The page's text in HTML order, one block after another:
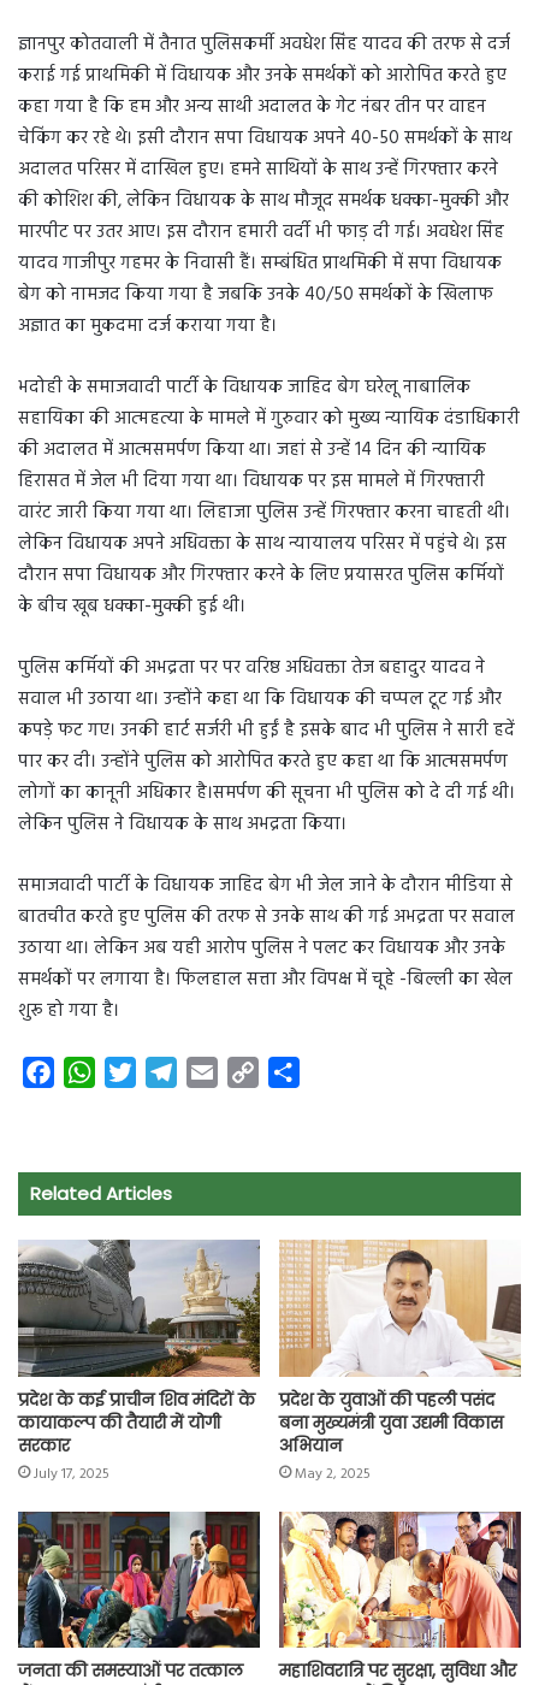
ज्ञानपुर कोतवाली में तैनात पुलिसकर्मी अवधेश सिंह यादव की तरफ से दर्ज
कराई गई प्राथमिकी में विधायक और उनके समर्थकों को आरोपित करते हुए
कहा गया है कि हम और अन्य साथी अदालत के गेट नंबर तीन पर वाहन
चेकिंग कर रहे थे। इसी दौरान सपा विधायक अपने 40-50 समर्थकों के साथ
अदालत परिसर में दाखिल हुए। हमने साथियों के साथ उन्हें गिरफ्तार करने
की कोशिश की, लेकिन विधायक के साथ मौजूद समर्थक धक्का-मुक्की और
मारपीट पर उतर आए। इस दौरान हमारी वर्दी भी फाड़ दी गई। अवधेश सिंह
यादव गाजीपुर गहमर के निवासी हैं। सम्बंधित प्राथमिकी में सपा विधायक
बेग को नामजद किया गया है जबकि उनके 40/50 समर्थकों के खिलाफ
अज्ञात का मुकदमा दर्ज कराया गया है।
भदोही के समाजवादी पार्टी के विधायक जाहिद बेग घरेलू नाबालिक
सहायिका की आत्महत्या के मामले में गुरुवार को मुख्य न्यायिक दंडाधिकारी
की अदालत में आत्मसमर्पण किया था। जहां से उन्हें 14 दिन की न्यायिक
हिरासत में जेल भी दिया गया था। विधायक पर इस मामले में गिरफ्तारी
वारंट जारी किया गया था। लिहाजा पुलिस उन्हें गिरफ्तार करना चाहती थी।
लेकिन विधायक अपने अधिवक्ता के साथ न्यायालय परिसर में पहुंचे थे। इस
दौरान सपा विधायक और गिरफ्तार करने के लिए प्रयासरत पुलिस कर्मियों
के बीच खूब धक्का-मुक्की हुई थी।
पुलिस कर्मियों की अभद्रता पर पर वरिष्ठ अधिवक्ता तेज बहादुर यादव ने
सवाल भी उठाया था। उन्होंने कहा था कि विधायक की चप्पल टूट गई और
कपड़े फट गए। उनकी हार्ट सर्जरी भी हुईं है इसके बाद भी पुलिस ने सारी हदें
पार कर दी। उन्होंने पुलिस को आरोपित करते हुए कहा था कि आत्मसमर्पण
लोगों का कानूनी अधिकार है।समर्पण की सूचना भी पुलिस को दे दी गई थी।
लेकिन पुलिस ने विधायक के साथ अभद्रता किया।
समाजवादी पार्टी के विधायक जाहिद बेग भी जेल जाने के दौरान मीडिया से
बातचीत करते हुए पुलिस की तरफ से उनके साथ की गई अभद्रता पर सवाल
उठाया था। लेकिन अब यही आरोप पुलिस ने पलट कर विधायक और उनके
समर्थकों पर लगाया है। फिलहाल सत्ता और विपक्ष में चूहे -बिल्ली का खेल
शुरू हो गया है।
e
b
o
k
W
t
s
p
p
t
t
e
a
m
i
y
k
r
Related Articles
प्रदेश के कई प्राचीन शिव मंदिरों के
कायाकल्प की तैयारी में योगी
सरकार
July 17, 2025
प्रदेश के युवाओं की पहली पसंद
बना मुख्यमंत्री युवा उद्यमी विकास
अभियान
May 2, 2025
जनता की समस्याओं पर तत्काल
महाशिवरात्रि पर सुरक्षा, सुविधा और